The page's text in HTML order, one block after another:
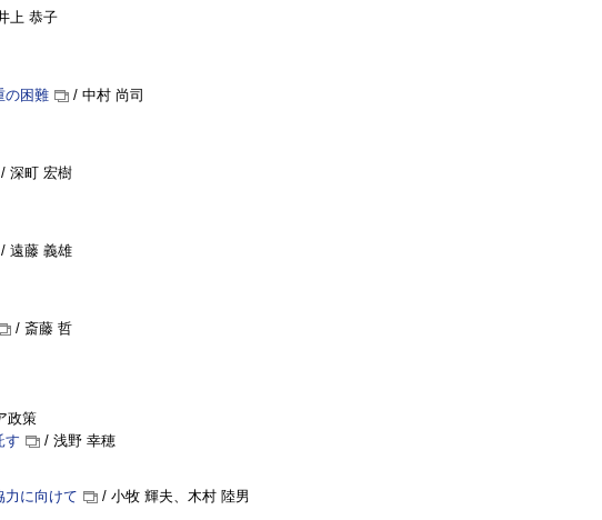
上 恭子
の困難
/ 中村 尚司
/ 深町 宏樹
/ 遠藤 義雄
/ 斎藤 哲
政策
す
/ 浅野 幸穂
力に向けて
/ 小牧 輝夫、木村 陸男